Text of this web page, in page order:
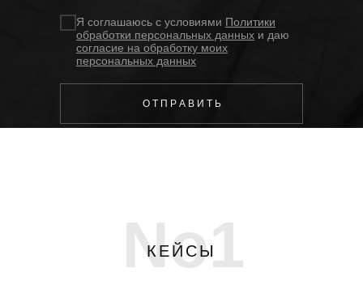
Я соглашаюсь с условиями Политики
обработки персональных данных и даю
согласие на обработку моих
персональных данных
О Т П Р А В И Т Ь
No1
КЕЙСЫ